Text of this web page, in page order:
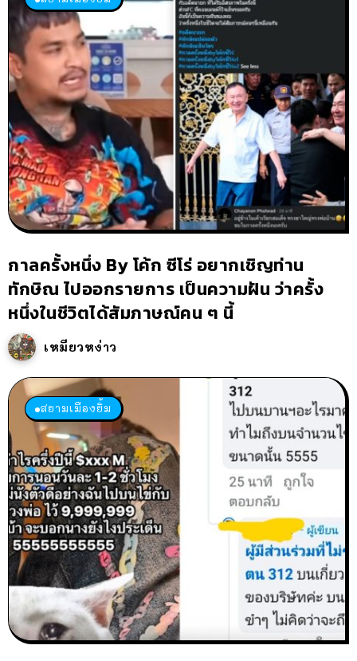
กาลครั้งหนึ่ง By โค้ก ซีโร่ อยากเชิญท่าน
ทักษิณ ไปออกรายการ เป็นความฝัน ว่าครั้ง
หนึ่งในชีวิตได้สัมภาษณ์คน ๆ นี้
เหมียวหง่าว
สยามเมืองยิ้ม